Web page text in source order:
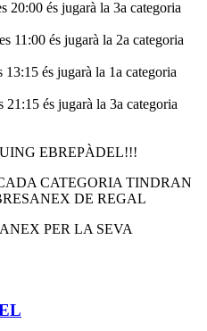
és jugarà la 3a categoria
11:00 és jugarà la 2a categoria
jugarà la 1a categoria
és jugarà la 3a categoria
EBREPÀDEL!!!
CATEGORIA TINDRAN
DE REGAL
PER LA SEVA